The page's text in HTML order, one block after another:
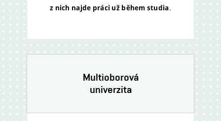
z nich najde práci už během studia.
Multioborová
univerzita